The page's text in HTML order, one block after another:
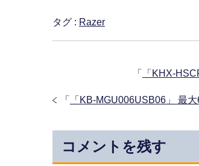
タグ : Razer
「 「KHX-
「 「KB-MGU006USB06」 最
コメントを残す